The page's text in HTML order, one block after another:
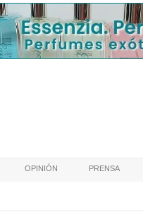
OPINIÓN PRENSA